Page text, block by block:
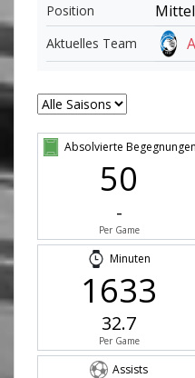
e
Position
Aktuelles Team
Absolvierte Begegnungen
50
-
Per Game
Minuten
1633
32.7
Per Game
Assists